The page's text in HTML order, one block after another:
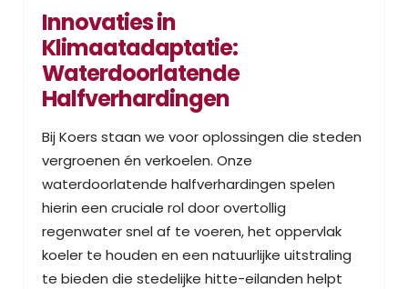
Innovaties in
Klimaatadaptatie:
Waterdoorlatende
Halfverhardingen
Bij Koers staan we voor oplossingen die steden
vergroenen én verkoelen. Onze
waterdoorlatende halfverhardingen spelen
hierin een cruciale rol door overtollig
regenwater snel af te voeren, het oppervlak
koeler te houden en een natuurlijke uitstraling
te bieden die stedelijke hitte-eilanden helpt